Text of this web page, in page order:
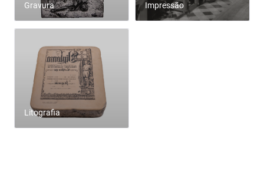
Gravura Impressão
Litografia